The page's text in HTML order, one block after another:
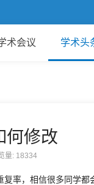
术会议 学术头
何修改
量: 18334
率，相信很多同学都